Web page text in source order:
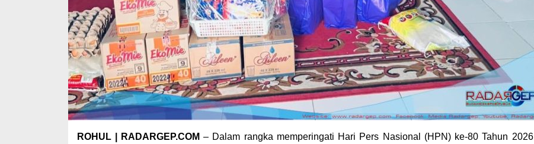
ROHUL | RADARGEP.COM – Dalam rangka memperingati Hari Pers Nasional (HPN) ke-80 Tahun 2026